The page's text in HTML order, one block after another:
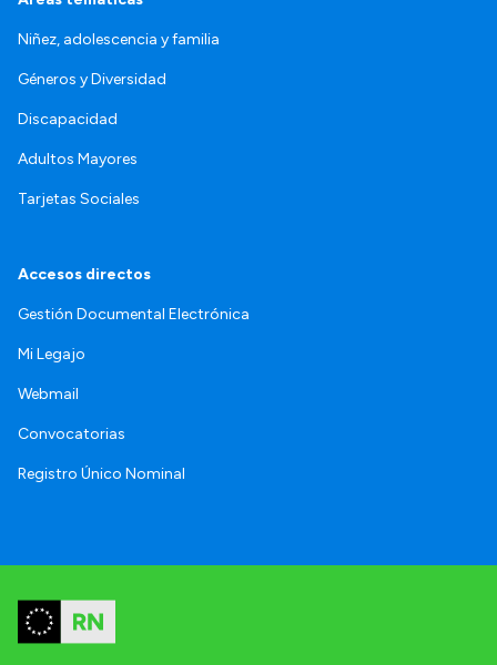
Niñez, adolescencia y familia
Géneros y Diversidad
Discapacidad
Adultos Mayores
Tarjetas Sociales
Accesos directos
Gestión Documental Electrónica
Mi Legajo
Webmail
Convocatorias
Registro Único Nominal